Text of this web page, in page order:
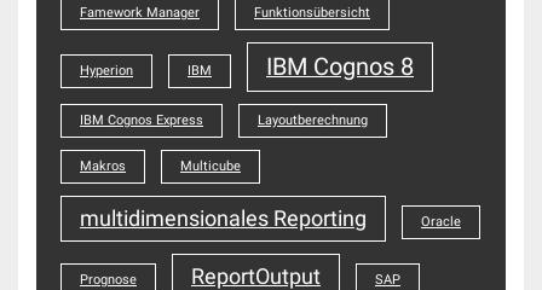
Famework Manager Funktionsübersicht
Hyperion IBM IBM Cognos 8
IBM Cognos Express Layoutberechnung
Makros Multicube
multidimensionales Reporting Oracle
Prognose ReportOutput SAP